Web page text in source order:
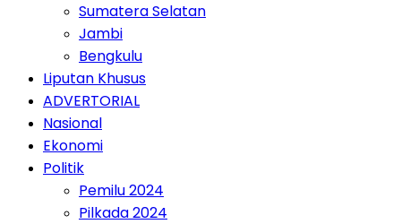
Sumatera Selatan
Jambi
Bengkulu
Liputan Khusus
ADVERTORIAL
Nasional
Ekonomi
Politik
Pemilu 2024
Pilkada 2024